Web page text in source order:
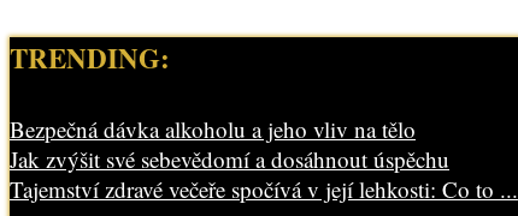
TRENDING:
Bezpečná dávka alkoholu a jeho vliv na tělo
Jak zvýšit své sebevědomí a dosáhnout úspěchu
Tajemství zdravé večeře spočívá v její lehkosti: Co to ...